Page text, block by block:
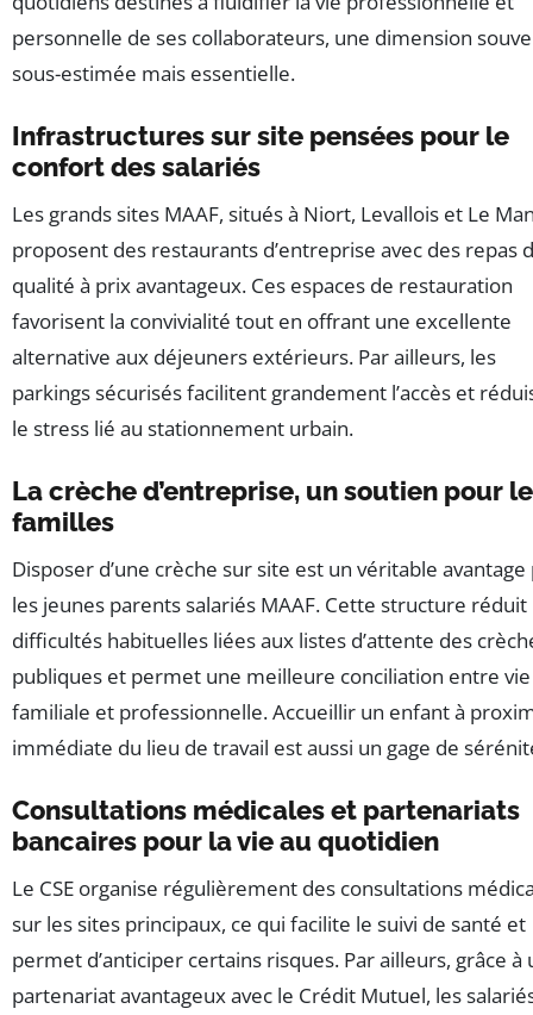
personnelle de ses collaborateurs, une dimension
sous-estimée mais essentielle.
Infrastructures sur site pensées pour le
confort des salariés
Les grands sites MAAF, situés à Niort, Levallois et Le
proposent des restaurants d’entreprise avec des repas
qualité à prix avantageux. Ces espaces de restauration
favorisent la convivialité tout en offrant une excellente
alternative aux déjeuners extérieurs. Par ailleurs, les
parkings sécurisés facilitent grandement l’accès et
le stress lié au stationnement urbain.
La crèche d’entreprise, un soutien pour
familles
Disposer d’une crèche sur site est un véritable
les jeunes parents salariés MAAF. Cette structure réduit
difficultés habituelles liées aux listes d’attente des
publiques et permet une meilleure conciliation entre vie
familiale et professionnelle. Accueillir un enfant à
immédiate du lieu de travail est aussi un gage de
Consultations médicales et partenariats
bancaires pour la vie au quotidien
Le CSE organise régulièrement des consultations
sur les sites principaux, ce qui facilite le suivi de santé et
permet d’anticiper certains risques. Par ailleurs, grâce à
partenariat avantageux avec le Crédit Mutuel, les